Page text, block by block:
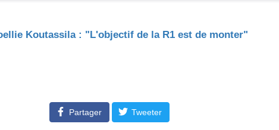
Koutassila : "L'objectif de la R1 est de monter"
Partager Tweeter